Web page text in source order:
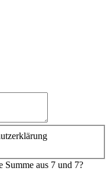
Summe aus 7 und 7?